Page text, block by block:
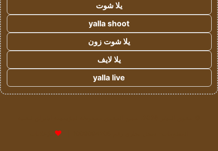
يلا شوت
yalla shoot
يلا شوت زون
يلا لايف
yalla live